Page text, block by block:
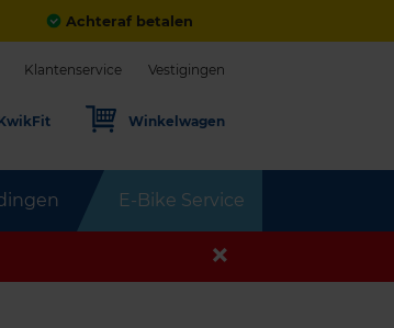
Achteraf betalen
E-Bike Service
Klantenservice Vestigingen
Winkelwagen